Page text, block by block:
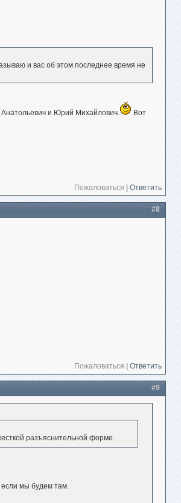
и вас об этом последнее время не
и Юрий Михайлович.
Вот
Пожаловаться | Ответить
#8
Пожаловаться | Ответить
#9
разъяснительной форме.
если мы будем там.